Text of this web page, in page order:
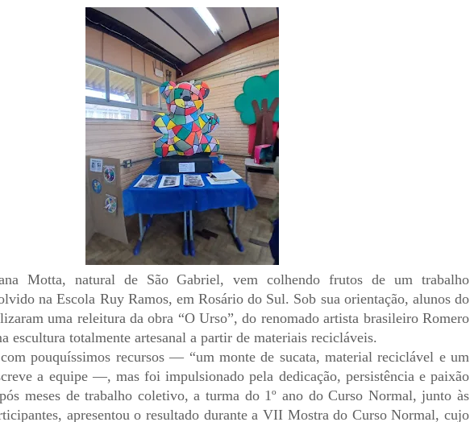
Motta, natural de São Gabriel, vem colhendo frutos de um trabalho
na Escola Ruy Ramos, em Rosário do Sul. Sob sua orientação, alunos do
uma releitura da obra “O Urso”, do renomado artista brasileiro Romero
escultura totalmente artesanal a partir de materiais recicláveis.
pouquíssimos recursos — “um monte de sucata, material reciclável e um
a equipe —, mas foi impulsionado pela dedicação, persistência e paixão
meses de trabalho coletivo, a turma do 1º ano do Curso Normal, junto às
apresentou o resultado durante a VII Mostra do Curso Normal, cujo